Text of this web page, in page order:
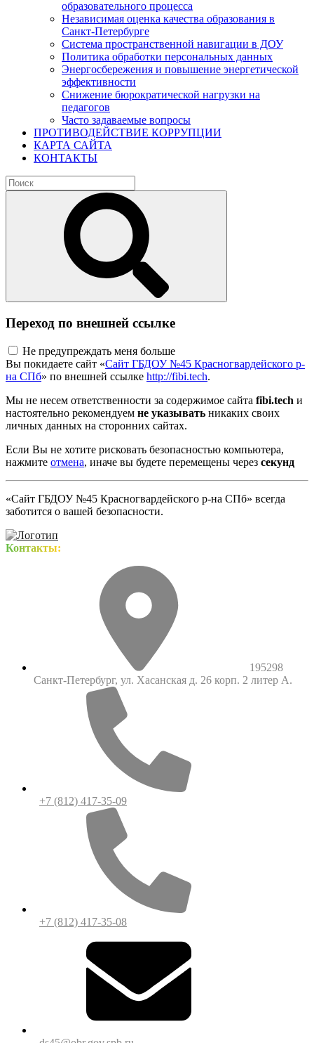
образовательного процесса
Независимая оценка качества образования в
Санкт-Петербурге
Система пространственной навигации в ДОУ
Политика обработки персональных данных
Энергосбережения и повышение энергетической
эффективности
Снижение бюрократической нагрузки на
педагогов
Часто задаваемые вопросы
ПРОТИВОДЕЙСТВИЕ КОРРУПЦИИ
КАРТА САЙТА
КОНТАКТЫ
Переход по внешней ссылке
Не предупреждать меня больше
Вы покидаете сайт «Сайт ГБДОУ №45 Красногвардейского р-
на СПб» по внешней ссылке http://fibi.tech.
Мы не несем ответственности за содержимое сайта fibi.tech и
настоятельно рекомендуем не указывать никаких своих
личных данных на сторонних сайтах.
Если Вы не хотите рисковать безопасностью компьютера,
нажмите отмена, иначе вы будете перемещены через секунд
«Сайт ГБДОУ №45 Красногвардейского р-на СПб» всегда
заботится о вашей безопасности.
Контакты:
195298
Санкт-Петербург, ул. Хасанская д. 26 корп. 2 литер А.
+7 (812) 417-35-09
+7 (812) 417-35-08